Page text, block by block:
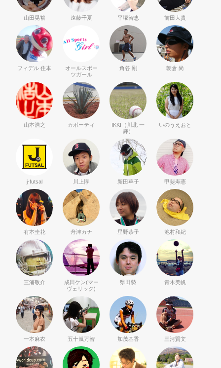
山田晃裕 遠藤千夏 平塚智恵 前田大貴
フィデル 住本
オールスポー
ツガール
角谷 剛 朝倉 尚
山本浩之 カポーティ
IKKI（川北 一
輝）
いのうえおと
j-futsal 川上惇 新田草子 甲斐寿憲
有本圭花 舟津カナ 星野恭子 池村和紀
三浦敬介
成田ケン(マー
ヴェリック)
県田勢 青木美帆
一本麻衣 五十嵐万智 加茂基香 三河賢文